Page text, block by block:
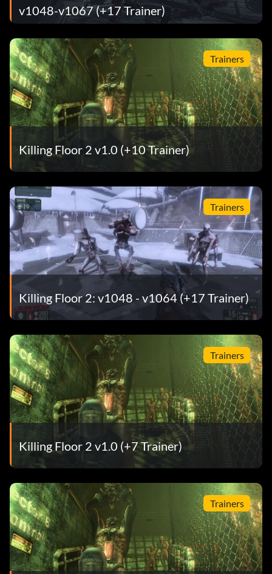
v1048-v1067 (+17 Trainer)
Trainers
Killing Floor 2 v1.0 (+10 Trainer)
Trainers
Killing Floor 2: v1048 - v1064 (+17 Trainer)
Trainers
Killing Floor 2 v1.0 (+7 Trainer)
Trainers